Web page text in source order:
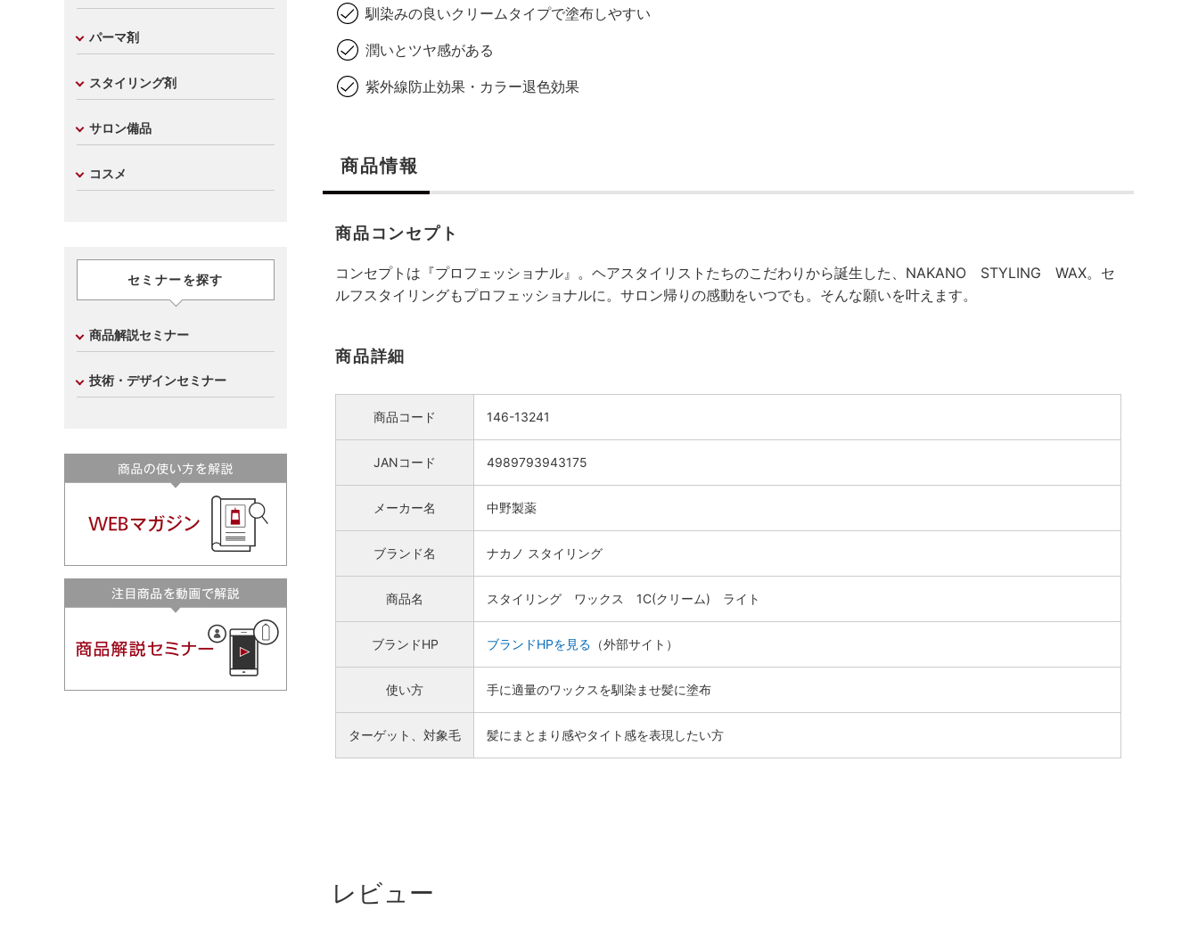
馴染みの良いクリームタイプで塗布しやすい
潤いとツヤ感がある
紫外線防止効果・カラー退色効果
商品情報
商品コンセプト
コンセプトは『プロフェッショナル』。ヘアスタイリストたちのこだわりから誕生した、NAKANO STYLING WAX。セ
ルフスタイリングもプロフェッショナルに。サロン帰りの感動をいつでも。そんな願いを叶えます。
商品詳細
商品コード 146-13241
JANコード 4989793943175
メーカー名 中野製薬
ブランド名 ナカノ スタイリング
商品名 スタイリング ワックス 1C(クリーム) ライト
ブランドHP ブランドHPを見る （外部サイト）
使い方 手に適量のワックスを馴染ませ髪に塗布
ターゲット、対象毛 髪にまとまり感やタイト感を表現したい方
レビュー
パーマ剤
スタイリング剤
サロン備品
コスメ
セミナーを探す
商品解説セミナー
技術・デザインセミナー